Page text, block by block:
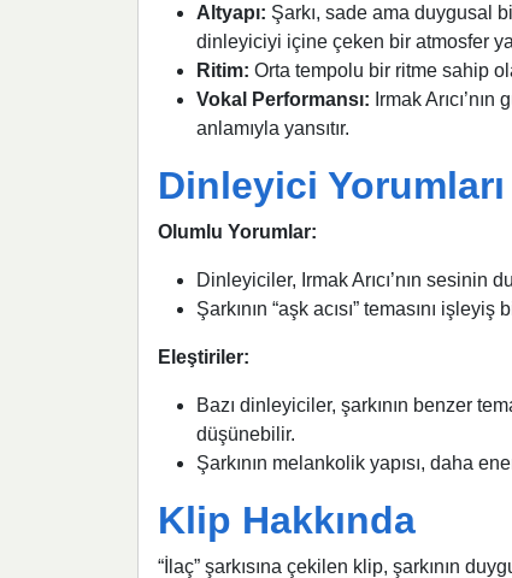
Altyapı: Şarkı, sade ama duygusal
dinleyiciyi içine çeken bir atmosfer
Ritim: Orta tempolu bir ritme sahip
Vokal Performansı: Irmak
anlamıyla yansıtır.
Dinleyici Yorumları
Olumlu Yorumlar:
Dinleyiciler, Irmak Arıcı’nın sesinin
Şarkının “aşk acısı” temasını
Eleştiriler:
Bazı dinleyiciler, şarkının benzer
düşünebilir.
Şarkının melankolik yapısı, daha
Klip Hakkında
“İlaç” şarkısına çekilen klip, şarkının